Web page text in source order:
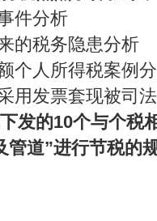
件分析
的税务隐患分析
个人所得税案例
用发票套现被司
发的10个与个税
管道”进行节税的